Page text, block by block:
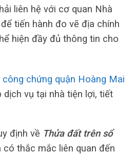
liên hệ với cơ quan Nhà
tiến hành đo vẽ địa chính
hiện đầy đủ thông tin cho
chứng quận Hoàng Mai
dịch vụ tại nhà tiện lợi, tiết
định về Thửa đất trên sổ
có thắc mắc liên quan đến